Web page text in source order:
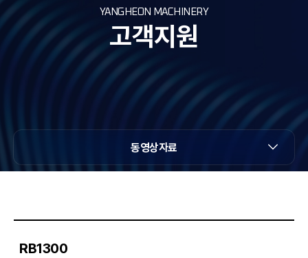
g
h
M
c
YANGHEON MACHINERY
고객지원
동영상자료
RB1300